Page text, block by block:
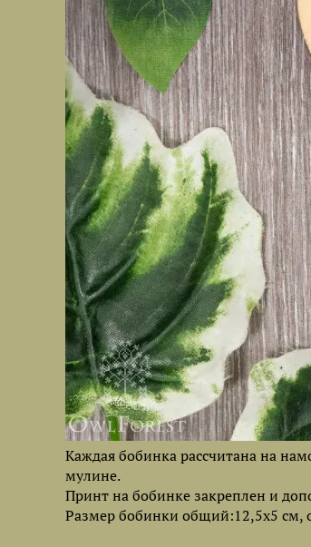
Каждая бобинка рассчитана на
мулине.
Принт на бобинке закреплен и
Размер бобинки общий:12,5х5 см,